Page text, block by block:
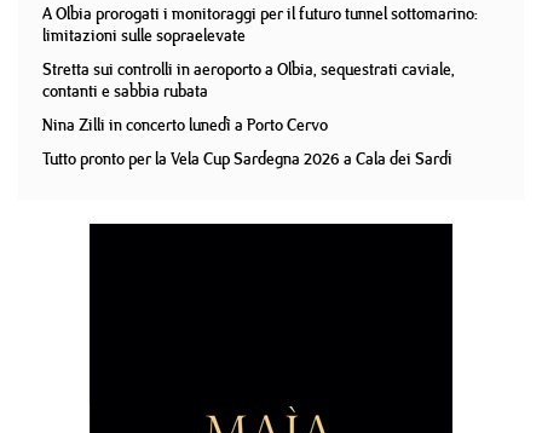
A Olbia prorogati i monitoraggi per il futuro tunnel sottomarino:
limitazioni sulle sopraelevate
Stretta sui controlli in aeroporto a Olbia, sequestrati caviale,
contanti e sabbia rubata
Nina Zilli in concerto lunedì a Porto Cervo
Tutto pronto per la Vela Cup Sardegna 2026 a Cala dei Sardi